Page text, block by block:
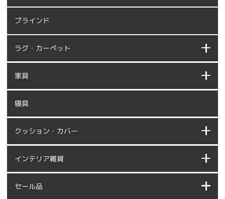
ブラインド
ラグ・カーペット
家具
寝具
クッション・カバー
インテリア雑貨
セール品